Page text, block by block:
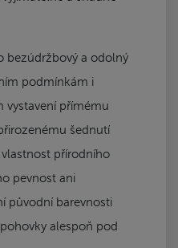
bezúdržbový a odolný
podmínkám i
vystavení přímému
šednutí
přírodního
pevnost ani
původní barevnosti
alespoň pod